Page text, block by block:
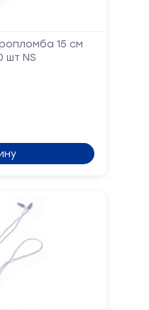
15 см
шт NS